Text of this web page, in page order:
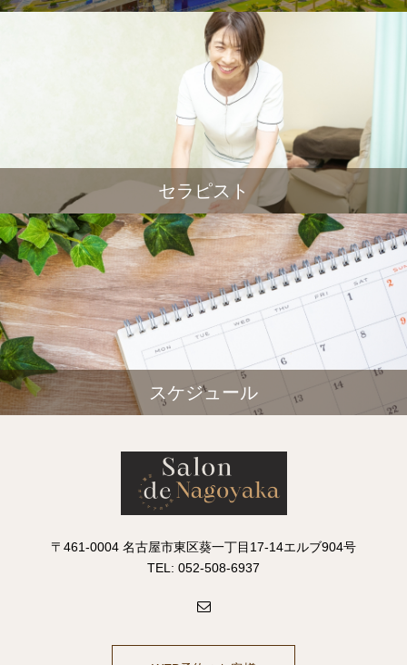
セラピスト
スケジュール
〒461-0004 名古屋市東区葵一丁目17-14エルブ904号
TEL: 052-508-6937